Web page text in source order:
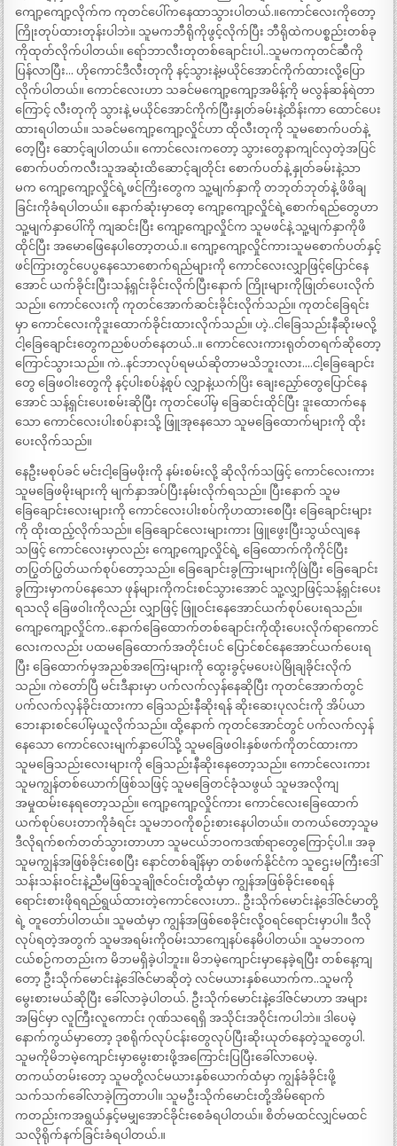
ကျော့ကျော့လိုက်က ကုတင်ပေါ်ကနေထာသွားပါတယ်.။ကောင်လေးကိုတော့
ကြိုးတုပ်ထားတုန်းပါဘဲ။ သူမကဘီရိုကိုဖွင့်လိုက်ပြီး ဘီရိုထဲကပစ္စည်းတစ်ခု
ကိုထုတ်လိုက်ပါတယ်။ ရော်ဘာလီးတုတစ်ချောင်းပါ..သူမကကုတင်ဆီကို
ပြန်လာပြီး… ဟိုကောင်ဒီလီးတုကို နင့်သွားနဲ့မယိုင်အောင်ကိုက်ထားလို့ပြော
လိုက်ပါတယ်။ ကောင်လေးဟာ သခင်မကျော့ကျော့အမိန့်ကို မလွန်ဆန်ရဲတာ
ကြောင့် လီးတုကို သွားနဲ့ မယိုင်အောင်ကိုက်ပြီးနှုတ်ခမ်းနဲ့ထိန်းကာ ထောင်ပေး
ထားရပါတယ်။ သခင်မကျော့ကျော့လှိုင်ဟာ ထိုလီးတုကို သူမစောက်ပတ်နဲ့
တေ့ပြီး ဆောင့်ချပါတယ်။ ကောင်လေးကတော့ သွားတွေနာကျင်လှတဲ့အပြင်
စောက်ပတ်ကလီးသူအဆုံးထိဆောင့်ချတိုင်း စောက်ပတ်နဲ့ နှုတ်ခမ်းနဲ့သာ
မက ကျော့ကျော့လှိုင်ရဲ့ဖင်ကြိးတွေက သူ့မျက်နှာကို တဘုတ်ဘုတ်နဲ့ ဖိဖိချ
ခြင်းကိုခံရပါတယ်။ နောက်ဆုံးမှာတေ့ ကျော့ကျော့လှိုင်ရဲ့စောက်ရည်တွေဟာ
သူ့မျက်နှာပေါ်ကို ကျဆင်းပြီး ကျော့ကျော့လှိုင်က သူမဖင်နဲ့ သူ့မျက်နှာကိုဖိ
ထိုင်ပြီး အမောဖြေနေပါတော့တယ်.။ ကျော့ကျော့လှိုင်ကားသူမစောက်ပတ်နှင့်
ဖင်ကြားတွင်ပေပွနေသောစောက်ရည်များကို ကောင်လေးလျှာဖြင့်ပြောင်နေ
အောင် ယက်ခိုင်းပြီးသန့်ရှင်းခိုင်းလိုက်ပြီးနောက် ကြိုးများကိုဖြုတ်ပေးလိုက်
သည်။ ကောင်လေးကို ကုတင်အောက်ဆင်းခိုင်းလိုက်သည်။ ကုတင်ခြေရင်း
မှာ ကောင်လေးကိုဒူးထောက်ခိုင်းထားလိုက်သည်။ ဟဲ့..ငါခြေသည်းနီဆိုးမလို့
ငါ့ခြေချောင်းတွေကညစ်ပတ်နေတယ်..။ ကောင်လေးကားရုတ်တရက်ဆိုတော့
ကြောင်သွားသည်။ ကဲ..နင်ဘာလုပ်ရမယ်ဆိုတာမသိဘူးလား….ငါ့ခြေချောင်း
တွေ ခြေဖဝါးတွေကို နင့်ပါးစပ်နဲ့စုပ် လျှာနဲ့ယက်ပြိး ချေးညှော်တွေပြောင်နေ
အောင် သန့်ရှင်းပေးစမ်းဆိုပြီး ကုတင်ပေါ်မှ ခြေဆင်းထိုင်ပြီး ဒူးထောက်နေ
သော ကောင်လေးပါးစပ်နားသို့ ဖြူအုနေသော သူမခြေထောက်များကို ထိုး
ပေးလိုက်သည်။
နေဦးမစုပ်ခင် မင်းငါ့ခြေမဖိုးကို နမ်းစမ်းလို့ ဆိုလိုက်သဖြင့် ကောင်လေးကား
သူမခြေဖမိုးများကို မျက်နှာအပ်ပြီးနမ်းလိုက်ရသည်။ ပြီးနောက် သူမ
ခြေချောင်းလေးများကို ကောင်လေးပါးစပ်ကိုဟထားစေပြီး ခြေချောင်းများ
ကို ထိုးထည့်လိုက်သည်။ ခြေချောင်လေးများကား ဖြူဖွေးပြီးသွယ်လျနေ
သဖြင့် ကောင်လေးမှာလည်း ကျော့ကျော့လှိုင်ရဲ့ ခြေထောက်ကိုကိုင်ပြီး
တပြွတ်ပြွတ်ယက်စုပ်တော့သည်။ ခြေချောင်းခွကြားများကိုဖြဲပြီး ခြေချောင်း
ခွကြားမှာကပ်နေသော ဖုန်များကိုကင်းစင်သွားအောင် သူ့လျှာဖြင့်သန့်ရှင်းပေး
ရသလို ခြေဖဝါးကိုလည်း လျှာဖြင့် ဖြူဝင်းနေအောင်ယက်စုပ်ပေးရသည်။
ကျော့ကျော့လှိုင်က..နောက်ခြေထောက်တစ်ချောင်းကိုထိုးပေးလိုက်ရာကောင်
လေးကလည်း ပထမခြေထောက်အတိုင်းပင် ပြောင်စင်နေအောင်ယက်ပေးရ
ပြီး ခြေထောက်မှအညစ်အကြေးများကို ထွေးခွင့်မပေးပဲမြိုချခိုင်းလိုက်
သည်။ ကဲတော်ပြီ မင်းဒီနားမှာ ပက်လက်လှန်နေဆိုပြီး ကုတင်အောက်တွင်
ပက်လက်လှန်ခိုင်းထားကာ ခြေသည်းနီဆိုးရန် ဆိုးဆေးပုလင်းကို အိပ်ယာ
ဘေးနားစင်ပေါ်မှယူလိုက်သည်။ ထို့နောက် ကုတင်အောင်တွင် ပက်လက်လှန်
နေသော ကောင်လေးမျက်နှာပေါ်သို့ သူမခြေဖဝါးနှစ်ဖက်ကိုတင်ထားကာ
သူမခြေသည်းလေးများကို ခြေသည်းနီဆိုးနေတော့သည်။ ကောင်လေးကား
သူမကျွန်တစ်ယောက်ဖြစ်သဖြင့် သူမခြေတင်ခုံသဖွယ် သူမအလိုကျ
အမှုထမ်းနေရတော့သည်။ ကျော့ကျော့လှိုင်ကား ကောင်လေးခြေထောက်
ယက်စုပ်ပေးတာကိုခံရင်း သူမဘဝကိုစဉ်းစားနေပါတယ်။ တကယ်တော့သူမ
ဒီလိုရက်စက်တတ်သွားတာဟာ သူမငယ်ဘဝကဒဏ်ရာတွေကြောင့်ပါ.။ အခု
သူမကျွန်အဖြစ်ခိုင်းစေပြီး နောင်တစ်ချိန်မှာ တစ်ဖက်နိုင်ငံက သူဌေးမကြီးဒေါ်
သန်းသန်းဝင်းနဲ့ညီမဖြစ်သူချိုဇင်ဝင်းတို့ထံမှာ ကျွန်အဖြစ်ခိုင်းစေရန်
ရောင်းစားဖိုရရည်ရွယ်ထားတဲ့ကောင်လေးဟာ.. ဦးသိုက်မောင်းနဲ့ဒေါ်ဇင်မာတို့
ရဲ့ တူတော်ပါတယ်။ သူမထံမှာ ကျွန်အဖြစ်စေခိုင်းလို့ဝရင်ရောင်းမှာပါ။ ဒီလို
လုပ်ရတဲ့အတွက် သူမအရမ်းကိုဝမ်းသာကျေနပ်နေမိပါတယ်။ သူမဘဝက
ငယ်စဉ်ကတည်းက မိဘမရှိခဲ့ပါဘူး။ မိဘမဲ့ကျောင်းမှာနေခဲ့ရပြီး တစ်နေ့ကျ
တော့ ဦးသိုက်မောင်းနဲ့ဒေါ်ဇင်မာဆိုတဲ့ လင်မယားနှစ်ယောက်က..သူမကို
မွေးစားမယ်ဆိုပြီး ခေါ်လာခဲ့ပါတယ်. ဦးသိုက်မောင်းနဲ့ဒေါ်ဇင်မာဟာ အများ
အမြင်မှာ လူကြီးလူကောင်း ဂုဏ်သရေရှိ အသိုင်းအဝိုင်းကပါဘဲ။ ဒါပေမဲ့
နောက်ကွယ်မှာတော့ ဒုစရိုက်လုပ်ငန်းတွေလုပ်ပြီးဆိုးယုတ်နေတဲ့သူတွေပါ.
သူမကိုမိဘမဲ့ကျောင်းမှာမွေးစားဖို့အကြောင်းပြပြီးခေါ်လာပေမဲ့.
တကယ်တမ်းတော့ သူမတို့လင်မယားနှစ်ယောက်ထံမှာ ကျွန်ခံခိုင်းဖို့
သက်သက်ခေါ်လာခဲ့ကြတာပါ။ သူမဦးသိုက်မောင်းတို့အိမ်ရောက်
ကတည်းကအရွယ်နှင့်မမျှအောင်ခိုင်းစေခံရပါတယ်။ စိတ်မထင်လျှင်မထင်
သလိုရိုက်နက်ခြင်းခံရပါတယ်.။